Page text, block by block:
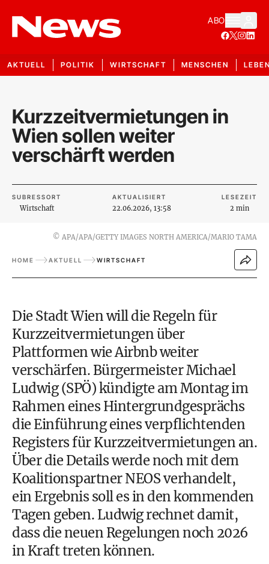
ABO
AKTUELL POLITIK WIRTSCHAFT MENSCHEN
Kurzzeitvermietungen in
Wien sollen weiter
verschärft werden
SUBRESSORT
Wirtschaft
AKTUALISIERT
22.06.2026, 13:58
LESEZEIT
2 min
© APA/APA/GETTY IMAGES NORTH AMERICA/MARIO TAMA
HOME AKTUELL WIRTSCHAFT
Die Stadt Wien will die Regeln für
Kurzzeitvermietungen über
Plattformen wie Airbnb weiter
verschärfen. Bürgermeister Michael
Ludwig (SPÖ) kündigte am Montag im
Rahmen eines Hintergrundgesprächs
die Einführung eines verpflichtenden
Registers für Kurzzeitvermietungen an.
Über die Details werde noch mit dem
Koalitionspartner NEOS verhandelt,
ein Ergebnis soll es in den kommenden
Tagen geben. Ludwig rechnet damit,
dass die neuen Regelungen noch 2026
in Kraft treten können.